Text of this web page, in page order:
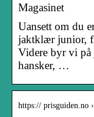
Magasinet
Uansett om du
jaktklær junior,
Videre byr vi på
hansker, …
https:// prisguiden.no